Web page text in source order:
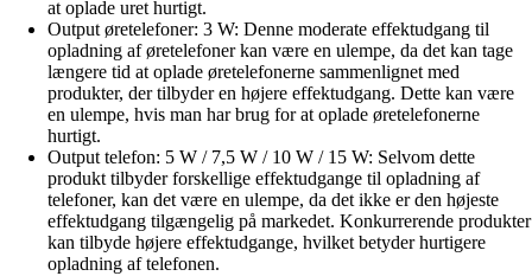
at oplade uret hurtigt.
Output øretelefoner: 3 W: Denne moderate effektudgang til
opladning af øretelefoner kan være en ulempe, da det kan tage
længere tid at oplade øretelefonerne sammenlignet med
produkter, der tilbyder en højere effektudgang. Dette kan være
en ulempe, hvis man har brug for at oplade øretelefonerne
hurtigt.
Output telefon: 5 W / 7,5 W / 10 W / 15 W: Selvom dette
produkt tilbyder forskellige effektudgange til opladning af
telefoner, kan det være en ulempe, da det ikke er den højeste
effektudgang tilgængelig på markedet. Konkurrerende produkter
kan tilbyde højere effektudgange, hvilket betyder hurtigere
opladning af telefonen.